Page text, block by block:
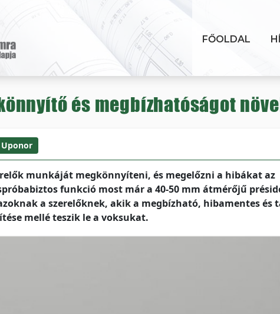
FŐOLDAL
és megbízhatóságot
Uponor
munkáját megkönnyíteni, és megelőzni a hibákat az
funkció most már a 40-50 mm átmérőjű
a szerelőknek, akik a megbízható, hibamentes és
mellé teszik le a voksukat.